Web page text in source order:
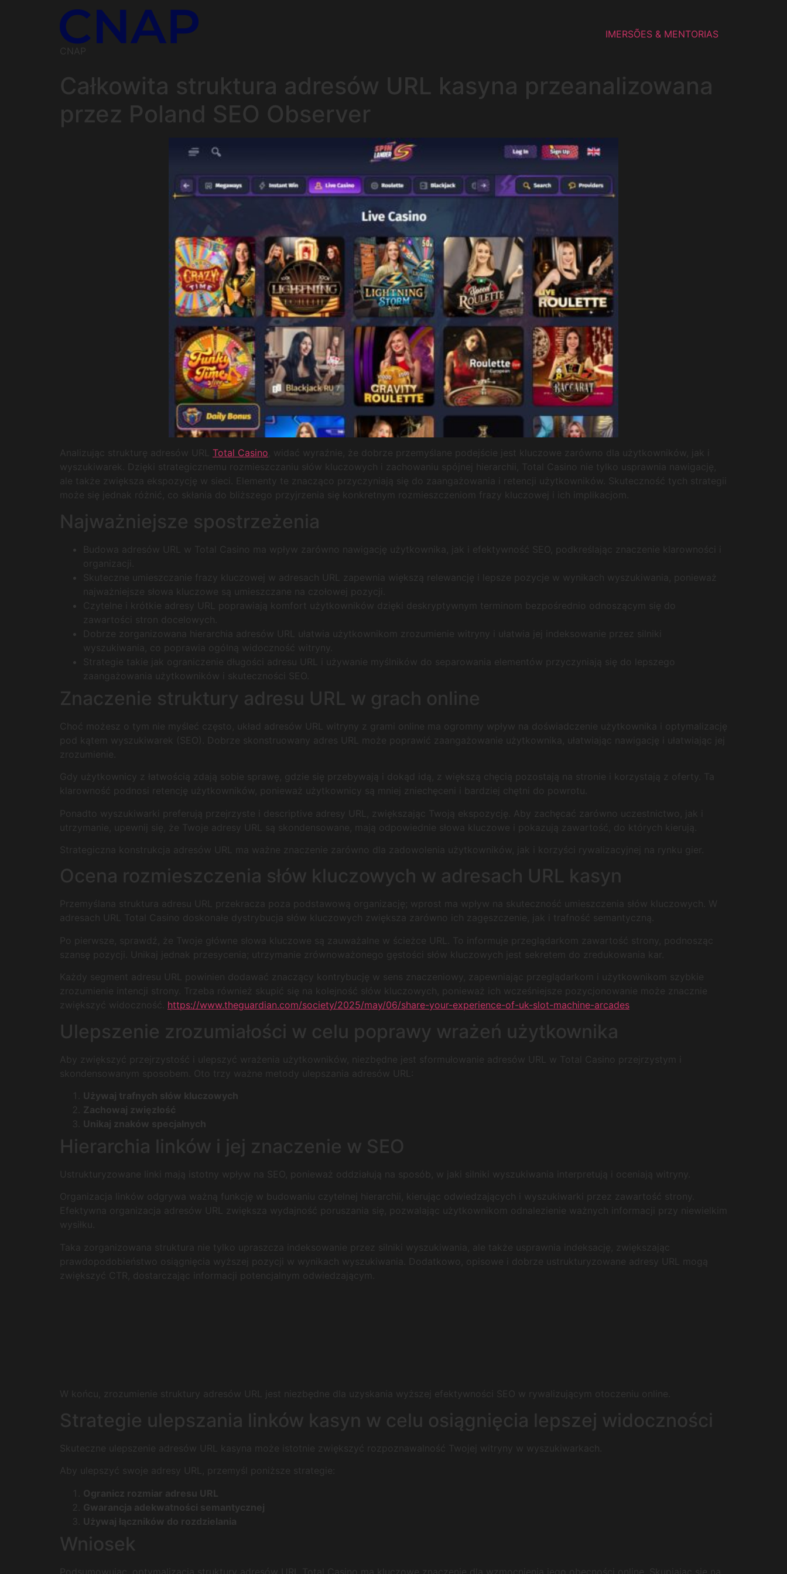
CNAP
IMERSÕES & MENTORIAS
Całkowita struktura adresów URL kasyna przeanalizowana
przez Poland SEO Observer
Analizując strukturę adresów URL Total Casino , widać wyraźnie, że dobrze przemyślane podejście jest kluczowe zarówno dla użytkowników, jak i
wyszukiwarek. Dzięki strategicznemu rozmieszczaniu słów kluczowych i zachowaniu spójnej hierarchii, Total Casino nie tylko usprawnia nawigację,
ale także zwiększa ekspozycję w sieci. Elementy te znacząco przyczyniają się do zaangażowania i retencji użytkowników. Skuteczność tych strategii
może się jednak różnić, co skłania do bliższego przyjrzenia się konkretnym rozmieszczeniom frazy kluczowej i ich implikacjom.
Najważniejsze spostrzeżenia
Budowa adresów URL w Total Casino ma wpływ zarówno nawigację użytkownika, jak i efektywność SEO, podkreślając znaczenie klarowności i
organizacji.
Skuteczne umieszczanie frazy kluczowej w adresach URL zapewnia większą relewancję i lepsze pozycje w wynikach wyszukiwania, ponieważ
najważniejsze słowa kluczowe są umieszczane na czołowej pozycji.
Czytelne i krótkie adresy URL poprawiają komfort użytkowników dzięki deskryptywnym terminom bezpośrednio odnoszącym się do
zawartości stron docelowych.
Dobrze zorganizowana hierarchia adresów URL ułatwia użytkownikom zrozumienie witryny i ułatwia jej indeksowanie przez silniki
wyszukiwania, co poprawia ogólną widoczność witryny.
Strategie takie jak ograniczenie długości adresu URL i używanie myślników do separowania elementów przyczyniają się do lepszego
zaangażowania użytkowników i skuteczności SEO.
Znaczenie struktury adresu URL w grach online
Choć możesz o tym nie myśleć często, układ adresów URL witryny z grami online ma ogromny wpływ na doświadczenie użytkownika i optymalizację
pod kątem wyszukiwarek (SEO). Dobrze skonstruowany adres URL może poprawić zaangażowanie użytkownika, ułatwiając nawigację i ułatwiając jej
zrozumienie.
Gdy użytkownicy z łatwością zdają sobie sprawę, gdzie się przebywają i dokąd idą, z większą chęcią pozostają na stronie i korzystają z oferty. Ta
klarowność podnosi retencję użytkowników, ponieważ użytkownicy są mniej zniechęceni i bardziej chętni do powrotu.
Ponadto wyszukiwarki preferują przejrzyste i descriptive adresy URL, zwiększając Twoją ekspozycję. Aby zachęcać zarówno uczestnictwo, jak i
utrzymanie, upewnij się, że Twoje adresy URL są skondensowane, mają odpowiednie słowa kluczowe i pokazują zawartość, do których kierują.
Strategiczna konstrukcja adresów URL ma ważne znaczenie zarówno dla zadowolenia użytkowników, jak i korzyści rywalizacyjnej na rynku gier.
Ocena rozmieszczenia słów kluczowych w adresach URL kasyn
Przemyślana struktura adresu URL przekracza poza podstawową organizację; wprost ma wpływ na skuteczność umieszczenia słów kluczowych. W
adresach URL Total Casino doskonałe dystrybucja słów kluczowych zwiększa zarówno ich zagęszczenie, jak i trafność semantyczną.
Po pierwsze, sprawdź, że Twoje główne słowa kluczowe są zauważalne w ścieżce URL. To informuje przeglądarkom zawartość strony, podnosząc
szansę pozycji. Unikaj jednak przesycenia; utrzymanie zrównoważonego gęstości słów kluczowych jest sekretem do zredukowania kar.
Każdy segment adresu URL powinien dodawać znaczący kontrybucję w sens znaczeniowy, zapewniając przeglądarkom i użytkownikom szybkie
zrozumienie intencji strony. Trzeba również skupić się na kolejność słów kluczowych, ponieważ ich wcześniejsze pozycjonowanie może znacznie
zwiększyć widoczność. https://www.theguardian.com/society/2025/may/06/share-your-experience-of-uk-slot-machine-arcades
Ulepszenie zrozumiałości w celu poprawy wrażeń użytkownika
Aby zwiększyć przejrzystość i ulepszyć wrażenia użytkowników, niezbędne jest sformułowanie adresów URL w Total Casino przejrzystym i
skondensowanym sposobem. Oto trzy ważne metody ulepszania adresów URL:
Używaj trafnych słów kluczowych
Zachowaj zwięzłość
Unikaj znaków specjalnych
Hierarchia linków i jej znaczenie w SEO
Ustrukturyzowane linki mają istotny wpływ na SEO, ponieważ oddziałują na sposób, w jaki silniki wyszukiwania interpretują i oceniają witryny.
Organizacja linków odgrywa ważną funkcję w budowaniu czytelnej hierarchii, kierując odwiedzających i wyszukiwarki przez zawartość strony.
Efektywna organizacja adresów URL zwiększa wydajność poruszania się, pozwalając użytkownikom odnalezienie ważnych informacji przy niewielkim
wysiłku.
Taka zorganizowana struktura nie tylko upraszcza indeksowanie przez silniki wyszukiwania, ale także usprawnia indeksację, zwiększając
prawdopodobieństwo osiągnięcia wyższej pozycji w wynikach wyszukiwania. Dodatkowo, opisowe i dobrze ustrukturyzowane adresy URL mogą
zwiększyć CTR, dostarczając informacji potencjalnym odwiedzającym.
W końcu, zrozumienie struktury adresów URL jest niezbędne dla uzyskania wyższej efektywności SEO w rywalizującym otoczeniu online.
Strategie ulepszania linków kasyn w celu osiągnięcia lepszej widoczności
Skuteczne ulepszenie adresów URL kasyna może istotnie zwiększyć rozpoznawalność Twojej witryny w wyszukiwarkach.
Aby ulepszyć swoje adresy URL, przemyśl poniższe strategie:
Ogranicz rozmiar adresu URL
Gwarancja adekwatności semantycznej
Używaj łączników do rozdzielania
Wniosek
Podsumowując, optymalizacja struktury adresów URL Total Casino ma kluczowe znaczenie dla wzmocnienia jego obecności online. Skupiając się na